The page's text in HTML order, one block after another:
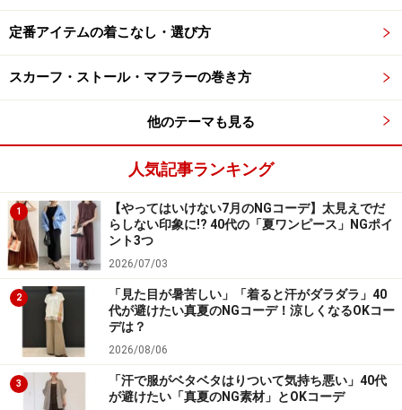
定番アイテムの着こなし・選び方
スカーフ・ストール・マフラーの巻き方
他のテーマも見る
人気記事ランキング
1
【やってはいけない7月のNGコーデ】太見えでだ
らしない印象に!? 40代の「夏ワンピース」NGポイ
ント3つ
2026/07/03
2
「見た目が暑苦しい」「着ると汗がダラダラ」40
代が避けたい真夏のNGコーデ！涼しくなるOKコー
デは？
2026/08/06
3
「汗で服がベタベタはりついて気持ち悪い」40代
が避けたい「真夏のNG素材」とOKコーデ